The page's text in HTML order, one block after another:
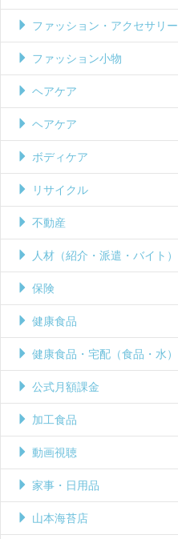
ファッション・アクセサリー
ファッション小物
ヘアケア
ヘアケア
ボディケア
リサイクル
不動産
人材（紹介・派遣・バイト）
保険
健康食品
健康食品・宅配（食品・水）
公式月額課金
加工食品
動画視聴
家事・日用品
山本海苔店